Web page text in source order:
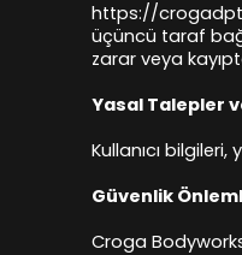
https://
üçüncü taraf
zarar veya
Yasal Talepler
Kullanıcı
Güvenlik
Croga